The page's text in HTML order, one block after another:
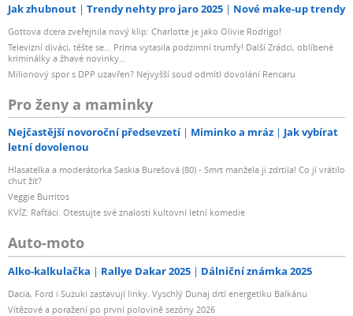
Jak zhubnout Trendy nehty pro jaro 2025 Nové make-up trendy
Gottova dcera zveřejnila nový klip: Charlotte je jako Olivie Rodrigo!
Televizní diváci, těšte se... Prima vytasila podzimní trumfy! Další Zrádci, oblíbené
kriminálky a žhavé novinky...
Milionový spor s DPP uzavřen? Nejvyšší soud odmítl dovolání Rencaru
Pro ženy a maminky
Nejčastější novoroční předsevzetí Miminko a mráz
Jak vybírat
letní dovolenou
Hlasatelka a moderátorka Saskia Burešová (80) - Smrt manžela ji zdrtila! Co jí vrátilo
chuť žít?
Veggie Burritos
KVÍZ: Rafťáci. Otestujte své znalosti kultovní letní komedie
Auto-moto
Alko-kalkulačka Rallye Dakar 2025 Dálniční známka 2025
Dacia, Ford i Suzuki zastavují linky. Vyschlý Dunaj drtí energetiku Balkánu
Vítězové a poražení po první polovině sezóny 2026